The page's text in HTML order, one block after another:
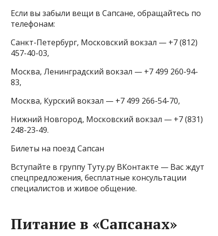
Если вы забыли вещи в Сапсане, обращайтесь по
телефонам:
Санкт-Петербург, Московский вокзал — +7 (812)
457-40-03,
Москва, Ленинградский вокзал — +7 499 260-94-
83,
Москва, Курский вокзал — +7 499 266-54-70,
Нижний Новгород, Московский вокзал — +7 (831)
248-23-49.
Билеты на поезд Сапсан
Вступайте в группу Туту.ру ВКонтакте — Вас ждут
спецпредложения, бесплатные консультации
специалистов и живое общение.
Питание в «Сапсанах»